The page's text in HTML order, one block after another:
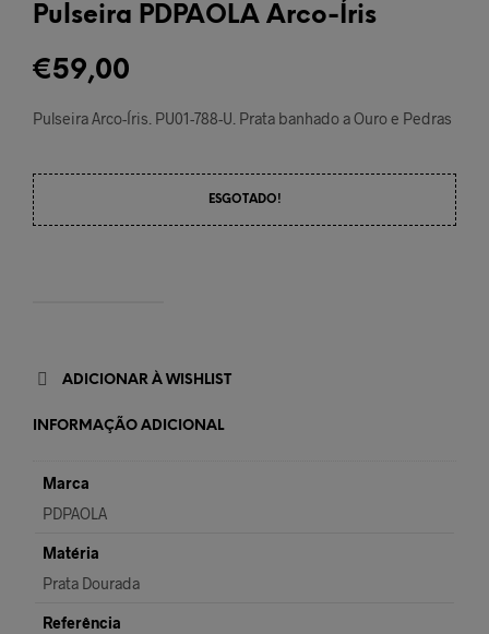
Pulseira PDPAOLA Arco-Íris
€59,00
Pulseira Arco-Íris. PU01-788-U. Prata banhado a Ouro e Pedras
ESGOTADO!
ADICIONAR À WISHLIST
INFORMAÇÃO ADICIONAL
Marca
PDPAOLA
Matéria
Prata Dourada
Referência